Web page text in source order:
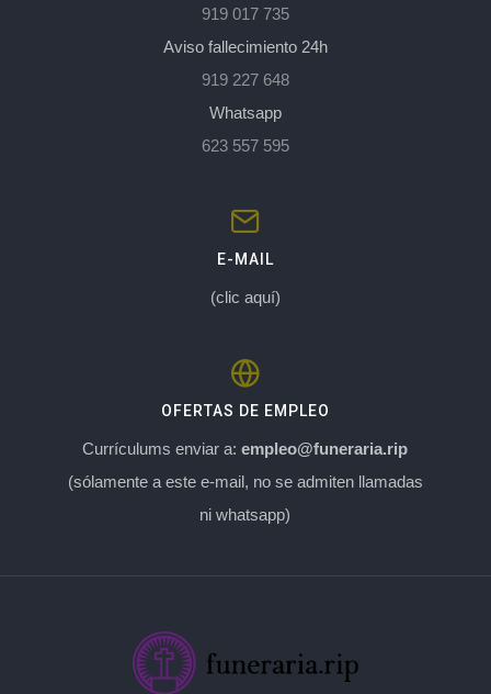
919 017 735
Aviso fallecimiento 24h
919 227 648
Whatsapp
623 557 595
E-MAIL
(clic aquí)
OFERTAS DE EMPLEO
Currículums enviar a:empleo@funeraria.rip
(sólamente a este e-mail, no se admiten llamadas
ni whatsapp)